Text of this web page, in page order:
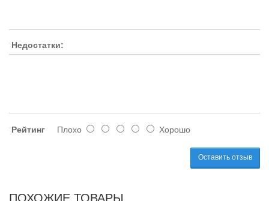
Недостатки:
Рейтинг Плохо Хорошо
Оставить отзыв
ПОХОЖИЕ ТОВАРЫ